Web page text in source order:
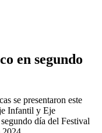
en segundo
se presentaron este
Infantil y Eje
día del Festival